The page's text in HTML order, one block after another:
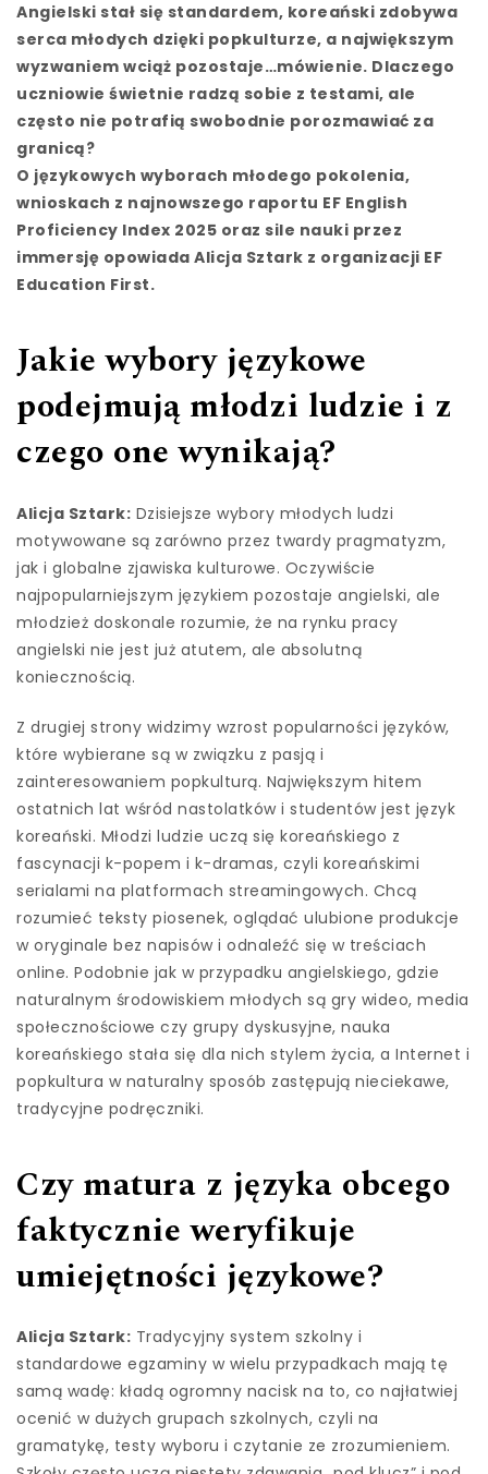
Angielski stał się standardem, koreański zdobywa
serca młodych dzięki popkulturze, a największym
wyzwaniem wciąż pozostaje…mówienie. Dlaczego
uczniowie świetnie radzą sobie z testami, ale
często nie potrafią swobodnie porozmawiać za
granicą?
O językowych wyborach młodego pokolenia,
wnioskach z najnowszego raportu EF English
Proficiency Index 2025 oraz sile nauki przez
immersję opowiada Alicja Sztark z organizacji EF
Education First.
Jakie wybory językowe
podejmują młodzi ludzie i z
czego one wynikają?
Alicja Sztark: Dzisiejsze wybory młodych ludzi
motywowane są zarówno przez twardy pragmatyzm,
jak i globalne zjawiska kulturowe. Oczywiście
najpopularniejszym językiem pozostaje angielski, ale
młodzież doskonale rozumie, że na rynku pracy
angielski nie jest już atutem, ale absolutną
koniecznością.
Z drugiej strony widzimy wzrost popularności języków,
które wybierane są w związku z pasją i
zainteresowaniem popkulturą. Największym hitem
ostatnich lat wśród nastolatków i studentów jest język
koreański. Młodzi ludzie uczą się koreańskiego z
fascynacji k-popem i k-dramas, czyli koreańskimi
serialami na platformach streamingowych. Chcą
rozumieć teksty piosenek, oglądać ulubione produkcje
w oryginale bez napisów i odnaleźć się w treściach
online. Podobnie jak w przypadku angielskiego, gdzie
naturalnym środowiskiem młodych są gry wideo, media
społecznościowe czy grupy dyskusyjne, nauka
koreańskiego stała się dla nich stylem życia, a Internet i
popkultura w naturalny sposób zastępują nieciekawe,
tradycyjne podręczniki.
Czy matura z języka obcego
faktycznie weryfikuje
umiejętności językowe?
Alicja Sztark: Tradycyjny system szkolny i
standardowe egzaminy w wielu przypadkach mają tę
samą wadę: kładą ogromny nacisk na to, co najłatwiej
ocenić w dużych grupach szkolnych, czyli na
gramatykę, testy wyboru i czytanie ze zrozumieniem.